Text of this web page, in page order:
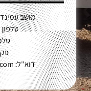
מושב עמינדב 1 ד"נ הרי יהודה
טלפון נייד:
טלפון:
פקס:
דוא"ל: